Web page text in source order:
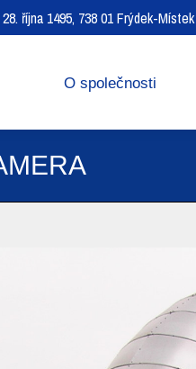
28. října 1495, 738 01 Frýdek-Místek
O společnosti
působení